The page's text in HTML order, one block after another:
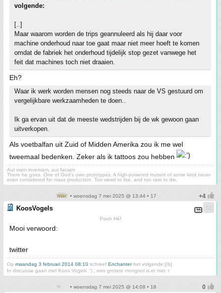
volgende:
[..]
Maar waarom worden de trips geannuleerd als hij daar voor
machine onderhoud naar toe gaat maar niet meer hoeft te komen
omdat de fabriek het onderhoud tijdelijk stop gezet vanwege het
feit dat machines toch niet draaien.
Eh?
Waar ik werk worden mensen nog steeds naar de VS gestuurd om
vergelijkbare werkzaamheden te doen..
Ik ga ervan uit dat de meeste wedstrijden bij de wk gewoon gaan
uitverkopen.
Als voetbalfan uit Zuid of Midden Amerika zou ik me wel
tweemaal bedenken. Zeker als ik tattoos zou hebben
Aut viam inveniam, aut faciam
There he goes. One of God's own prototypes. A high-powered mutant of some kind never
even considered for mass production. Too weird to live, and too rare to die.
• woensdag 7 mei 2025 @ 13:44 • 17
KoosVogels
Poeh Hé!
Mooi verwoord:
twitter
Op maandag 3 februari 2014 08:10 schreef Enchanterhet volgende:[/b]
In discussie gaan met Koos Vogels :') , een grotere mongool is er niet :r
• woensdag 7 mei 2025 @ 14:08 • 18